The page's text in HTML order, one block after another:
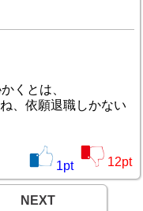
くとは、
、依願退職しかない
1pt 12pt
NEXT